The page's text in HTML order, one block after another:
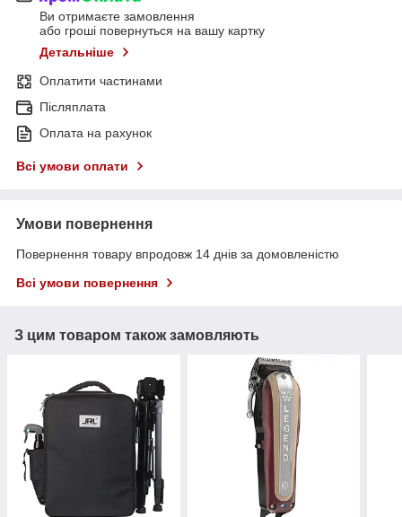
Ви отримаєте замовлення
або гроші повернуться на вашу картку
Детальніше
Оплатити частинами
Післяплата
Оплата на рахунок
Всі умови оплати
Умови повернення
Повернення товару впродовж 14 днів за домовленістю
Всі умови повернення
З цим товаром також замовляють